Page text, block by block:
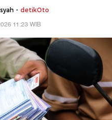
- detikOto
11:23 WIB